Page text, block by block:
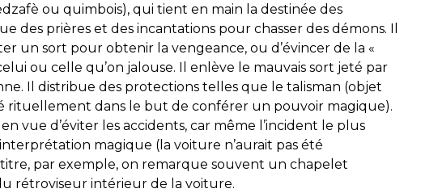
ou quimbois), qui tient en main la destinée des
des prières et des incantations pour chasser des démons. Il
un sort pour obtenir la vengeance, ou d’évincer de la «
ou celle qu’on jalouse. Il enlève le mauvais sort jeté par
Il distribue des protections telles que le talisman (objet
rituellement dans le but de conférer un pouvoir magique).
vue d’éviter les accidents, car même l’incident le plus
magique (la voiture n’aurait pas été
par exemple, on remarque souvent un chapelet
rétroviseur intérieur de la voiture.